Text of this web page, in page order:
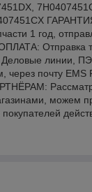
1 год,
Отправка
линии,
через почту
можем